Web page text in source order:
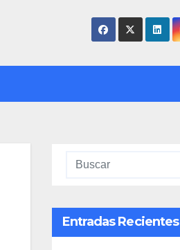
Entradas Recientes